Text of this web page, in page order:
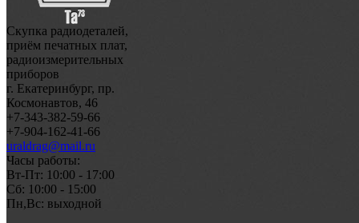
Скупка радиодеталей,
приём печатных плат,
радиоизмерительных
приборов
г. Екатеринбург, пр.
Космонавтов, 46
+7-343-382-59-66
+7-904-162-41-66
uraldrag@mail.ru
Часы работы:
Вт-Пт: 10:00 - 17:00
Сб: 10:00 - 15:00
Пн,Вс: выходной